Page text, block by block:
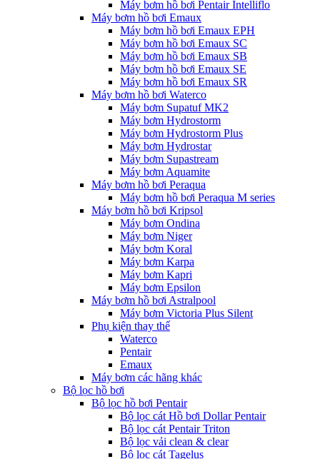
Máy bơm hồ bơi Pentair Intelliflo
Máy bơm hồ bơi Emaux
Máy bơm hồ bơi Emaux EPH
Máy bơm hồ bơi Emaux SC
Máy bơm hồ bơi Emaux SB
Máy bơm hồ bơi Emaux SE
Máy bơm hồ bơi Emaux SR
Máy bơm hồ bơi Waterco
Máy bơm Supatuf MK2
Máy bơm Hydrostorm
Máy bơm Hydrostorm Plus
Máy bơm Hydrostar
Máy bơm Supastream
Máy bơm Aquamite
Máy bơm hồ bơi Peraqua
Máy bơm hồ bơi Peraqua M series
Máy bơm hồ bơi Kripsol
Máy bơm Ondina
Máy bơm Niger
Máy bơm Koral
Máy bơm Karpa
Máy bơm Kapri
Máy bơm Epsilon
Máy bơm hồ bơi Astralpool
Máy bơm Victoria Plus Silent
Phụ kiện thay thế
Waterco
Pentair
Emaux
Máy bơm các hãng khác
Bộ lọc hồ bơi
Bộ lọc hồ bơi Pentair
Bộ lọc cát Hồ bơi Dollar Pentair
Bộ lọc cát Pentair Triton
Bộ lọc vải clean & clear
Bộ lọc cát Tagelus